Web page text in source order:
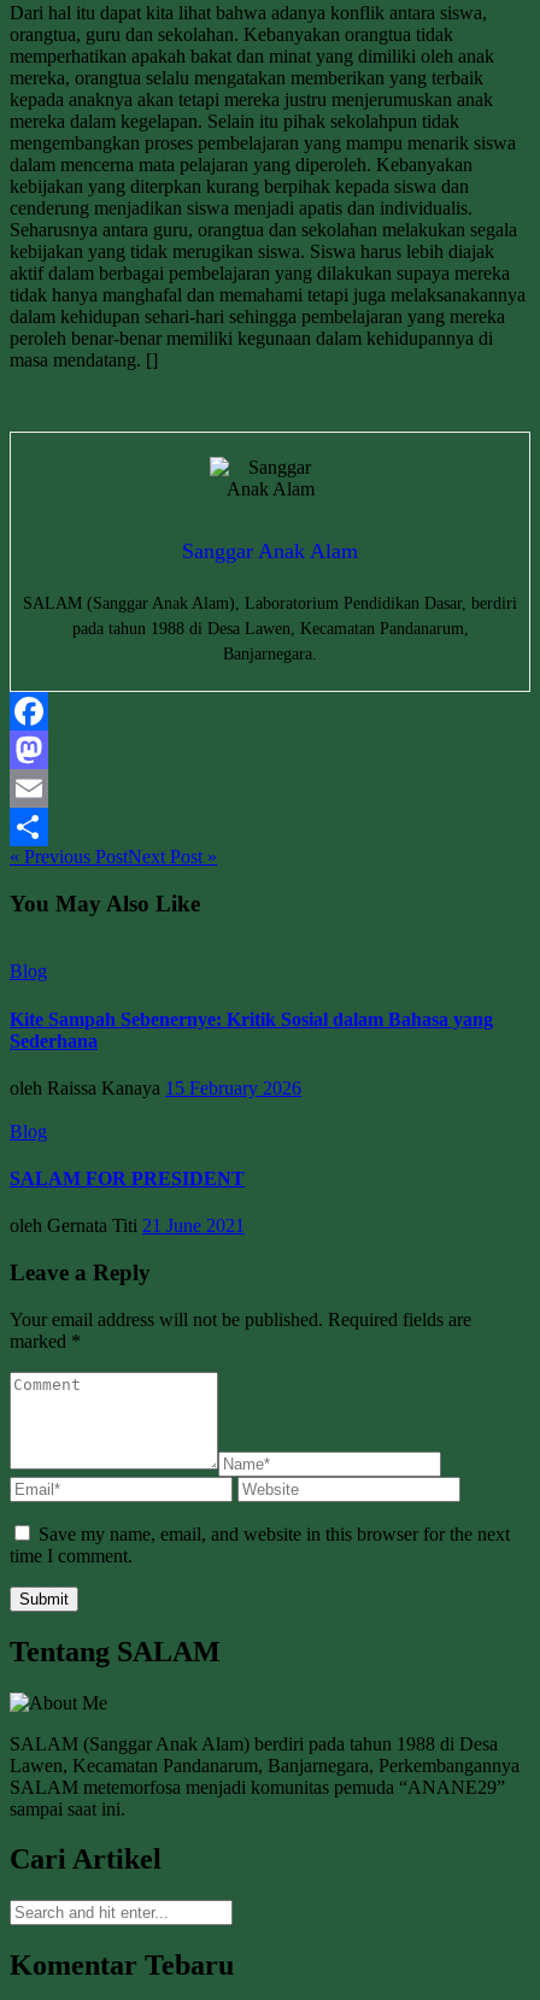
Dari hal itu dapat kita lihat bahwa adanya konflik antara siswa,
orangtua, guru dan sekolahan. Kebanyakan orangtua tidak
memperhatikan apakah bakat dan minat yang dimiliki oleh anak
mereka, orangtua selalu mengatakan memberikan yang terbaik
kepada anaknya akan tetapi mereka justru menjerumuskan anak
mereka dalam kegelapan. Selain itu pihak sekolahpun tidak
mengembangkan proses pembelajaran yang mampu menarik siswa
dalam mencerna mata pelajaran yang diperoleh. Kebanyakan
kebijakan yang diterpkan kurang berpihak kepada siswa dan
cenderung menjadikan siswa menjadi apatis dan individualis.
Seharusnya antara guru, orangtua dan sekolahan melakukan segala
kebijakan yang tidak merugikan siswa. Siswa harus lebih diajak
aktif dalam berbagai pembelajaran yang dilakukan supaya mereka
tidak hanya manghafal dan memahami tetapi juga melaksanakannya
dalam kehidupan sehari-hari sehingga pembelajaran yang mereka
peroleh benar-benar memiliki kegunaan dalam kehidupannya di
masa mendatang. []
Sanggar Anak Alam
SALAM (Sanggar Anak Alam), Laboratorium Pendidikan Dasar, berdiri
pada tahun 1988 di Desa Lawen, Kecamatan Pandanarum,
Banjarnegara.
Facebook
Mastodon
Email
Share
« Previous PostNext Post »
You May Also Like
Blog
Kite Sampah Sebenernye: Kritik Sosial dalam Bahasa yang
Sederhana
oleh Raissa Kanaya 15 February 2026
Blog
SALAM FOR PRESIDENT
oleh Gernata Titi 21 June 2021
Leave a Reply
Your email address will not be published. Required fields are
marked *
Save my name, email, and website in this browser for the next
time I comment.
Tentang SALAM
SALAM (Sanggar Anak Alam) berdiri pada tahun 1988 di Desa
Lawen, Kecamatan Pandanarum, Banjarnegara, Perkembangannya
SALAM metemorfosa menjadi komunitas pemuda “ANANE29”
sampai saat ini.
Cari Artikel
Komentar Tebaru